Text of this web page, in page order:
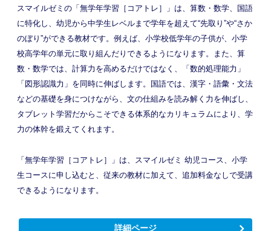
スマイルゼミの「無学年学習［コアトレ］」は、算数・数学、国語
に特化し、幼児から中学生レベルまで学年を超えて“先取り”や“さか
のぼり”ができる教材です。例えば、小学校低学年の子供が、小学
校高学年の単元に取り組んだりできるようになります。また、算
数・数学では、計算力を高めるだけではなく、「数的処理能力」
「図形認識力」を同時に伸ばします。国語では、漢字・語彙・文法
などの基礎を身につけながら、文の仕組みを読み解く力を伸ばし、
タブレット学習だからこそできる体系的なカリキュラムにより、学
力の体幹を鍛えてくれます。
「無学年学習［コアトレ］」は、スマイルゼミ 幼児コース、小学
生コースに申し込むと、従来の教材に加えて、追加料金なしで受講
できるようになります。
詳細ページ